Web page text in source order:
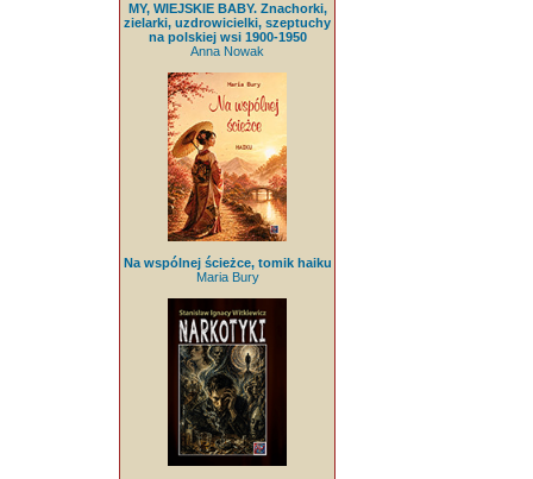
MY, WIEJSKIE BABY. Znachorki,
zielarki, uzdrowicielki, szeptuchy
na polskiej wsi 1900-1950
Anna Nowak
Na wspólnej ścieżce, tomik haiku
Maria Bury